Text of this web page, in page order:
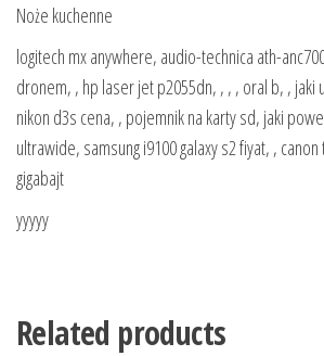
Noże kuchenne
logitech mx anywhere, audio-technica ath-
dronem, , hp laser jet p2055dn, , , , oral b, , jaki
nikon d3s cena, , pojemnik na karty sd, jaki
ultrawide, samsung i9100 galaxy s2 fiyat, ,
gigabajt
yyyyy
Related products